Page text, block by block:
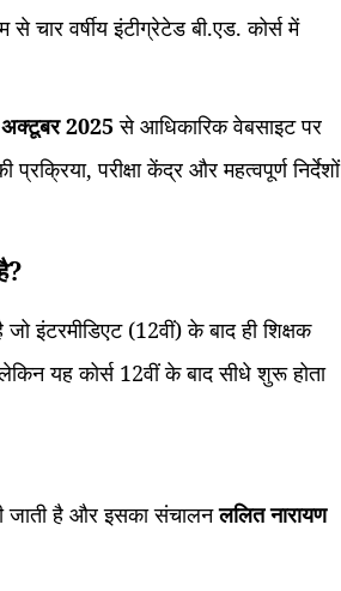
चार वर्षीय इंटीग्रेटेड बी.एड. कोर्स में
अक्टूबर 2025 से आधिकारिक वेबसाइट पर
परीक्षा केंद्र और महत्वपूर्ण निर्देशों
इंटरमीडिएट (12वीं) के बाद ही शिक्षक
यह कोर्स 12वीं के बाद सीधे शुरू होता
जाती है और इसका संचालनललित नारायण